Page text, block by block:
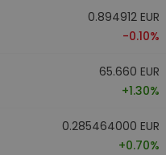
0.894912 EUR
-0.10%
65.660 EUR
+1.30%
0.285464000 EUR
+0.70%